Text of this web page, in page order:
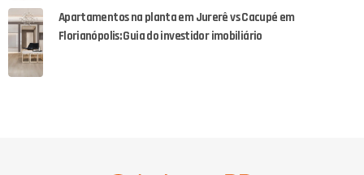
Apartamentos na planta em Jurerê vs Cacupé em
Florianópolis: Guia do investidor imobiliário